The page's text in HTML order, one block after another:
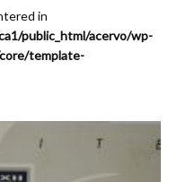
in
public_html/acervo/wp-
template-